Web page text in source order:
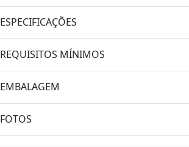
ESPECIFICAÇÕES
REQUISITOS MÍNIMOS
EMBALAGEM
FOTOS